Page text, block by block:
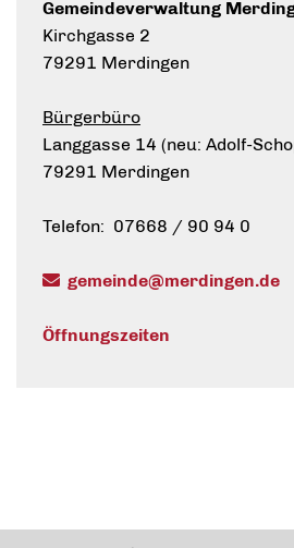
Gemeindeverwaltung
Kirchgasse 2
79291 Merdingen
Bürgerbüro
Langgasse 14 (neu: Adolf-
79291 Merdingen
Telefon: 07668 / 90 94 0
gemeinde@merdingen.de
Öffnungszeiten